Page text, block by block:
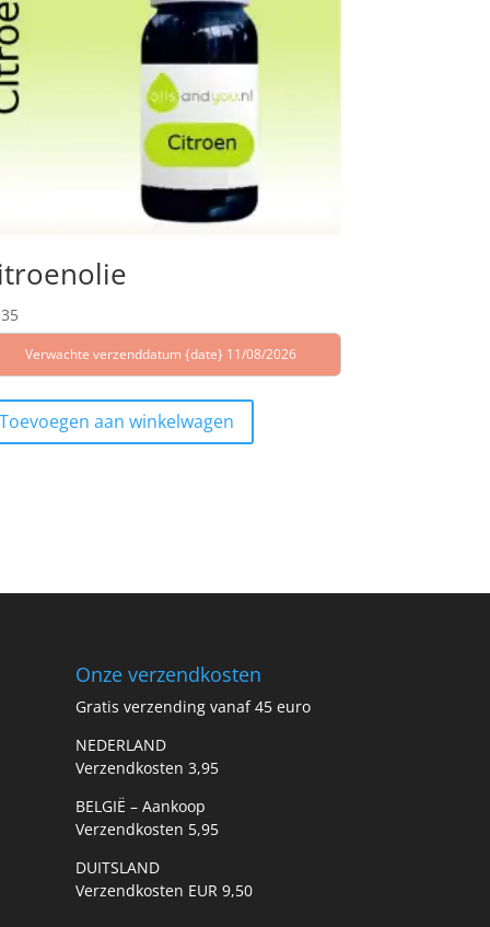
Verwachte verzenddatum {date} 11/08/2026
Toevoegen aan winkelwagen
Onze verzendkosten
Gratis verzending vanaf 45 euro
NEDERLAND
Verzendkosten 3,95
BELGIË – Aankoop
Verzendkosten 5,95
DUITSLAND
Verzendkosten EUR 9,50